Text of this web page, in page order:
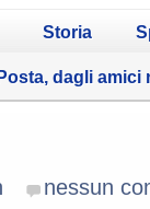
Storia
Posta, dagli amici
nessun